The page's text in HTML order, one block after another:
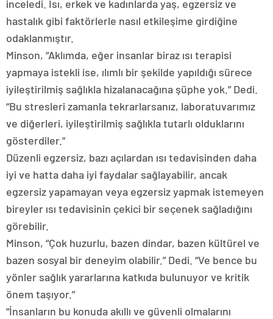
inceledi. Isı, erkek ve kadınlarda yaş, egzersiz ve
hastalık gibi faktörlerle nasıl etkileşime girdiğine
odaklanmıştır.
Minson, “Aklımda, eğer insanlar biraz ısı terapisi
yapmaya istekli ise, ılımlı bir şekilde yapıldığı sürece
iyileştirilmiş sağlıkla hizalanacağına şüphe yok.” Dedi.
“Bu stresleri zamanla tekrarlarsanız, laboratuvarımız
ve diğerleri, iyileştirilmiş sağlıkla tutarlı olduklarını
gösterdiler.”
Düzenli egzersiz, bazı açılardan ısı tedavisinden daha
iyi ve hatta daha iyi faydalar sağlayabilir, ancak
egzersiz yapamayan veya egzersiz yapmak istemeyen
bireyler ısı tedavisinin çekici bir seçenek sağladığını
görebilir.
Minson, “Çok huzurlu, bazen dindar, bazen kültürel ve
bazen sosyal bir deneyim olabilir.” Dedi. “Ve bence bu
yönler sağlık yararlarına katkıda bulunuyor ve kritik
önem taşıyor.”
“İnsanların bu konuda akıllı ve güvenli olmalarını